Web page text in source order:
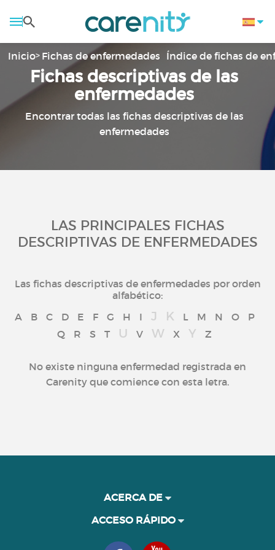
Inicio Fichas de enfermedades Índice de fichas de
Fichas descriptivas de las
enfermedades
Encontrar todas las fichas descriptivas de las
enfermedades
LAS PRINCIPALES FICHAS
DESCRIPTIVAS DE ENFERMEDADES
Las fichas descriptivas de enfermedades por orden
alfabético:
A
B C D E F G H I J K L M N O
P
Q
R S T U V W X Y Z
No existe ninguna enfermedad registrada en
Carenity que comience con esta letra.
ACERCA DE
ACCESO RÁPIDO